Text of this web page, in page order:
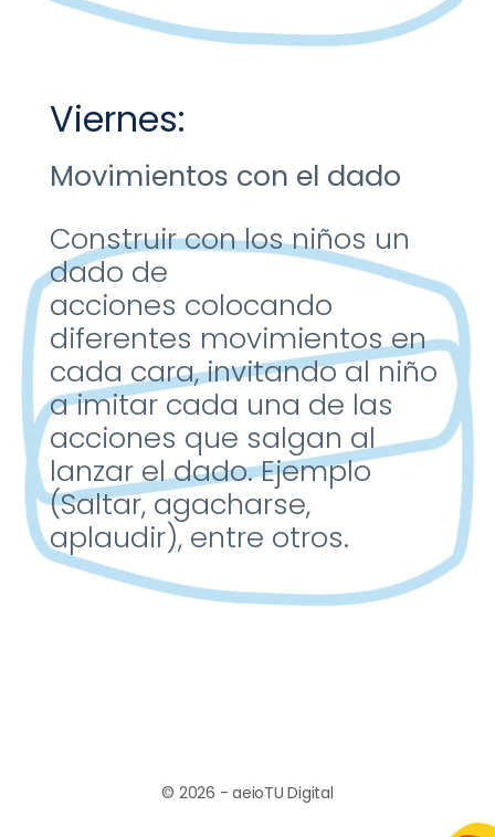
Viernes:
Movimientos con el dado
Construir con los niños un
dado de
acciones colocando
diferentes movimientos en
cada cara,invitando al niño
a imitarcada una de las
acciones que salgan al
lanzar eldado. Ejemplo
(Saltar,agacharse,
aplaudir), entre otros.
© 2026 - aeioTU Digital